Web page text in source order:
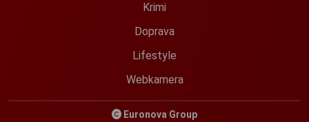
Krimi
Doprava
Lifestyle
Webkamera
Euronova Group